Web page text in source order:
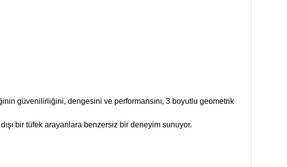
güvenilirliğini, dengesini ve performansını, 3 boyutlu geometrik
bir tüfek arayanlara benzersiz bir deneyim sunuyor.